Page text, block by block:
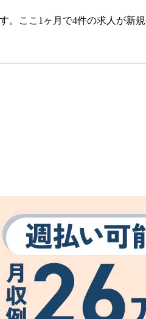
。ここ1ヶ月で4件の求人が新規